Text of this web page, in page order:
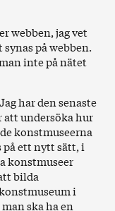
webben, jag vet
på webben.
inte på nätet
har den senaste
att undersöka hur
konstmuseerna
på ett nytt sätt, i
konstmuseer
bilda
i
ska ha en